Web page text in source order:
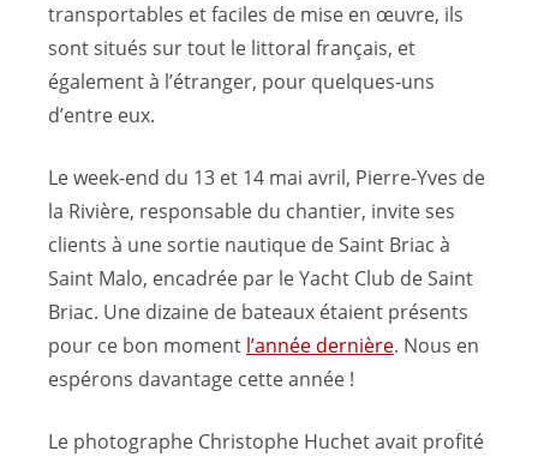
transportables et faciles de mise en œuvre, ils
sont situés sur tout le littoral français, et
également à l’étranger, pour quelques-uns
d’entre eux.
Le week-end du 13 et 14 mai avril, Pierre-Yves de
la Rivière, responsable du chantier, invite ses
clients à une sortie nautique de Saint Briac à
Saint Malo, encadrée par le Yacht Club de Saint
Briac. Une dizaine de bateaux étaient présents
pour ce bon moment l’année dernière. Nous en
espérons davantage cette année !
Le photographe Christophe Huchet avait profité